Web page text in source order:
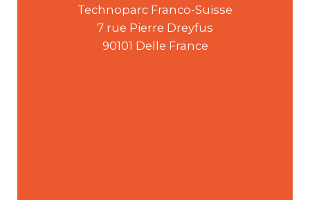
Technoparc Franco-Suisse
7 rue Pierre Dreyfus
90101 Delle France